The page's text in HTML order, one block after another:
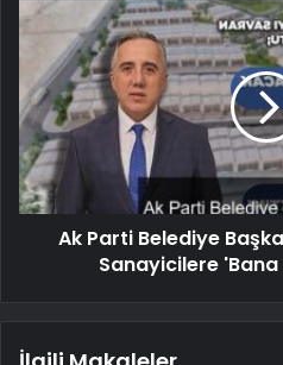
Ak Parti Belediye
Sanayicilere 'Bana